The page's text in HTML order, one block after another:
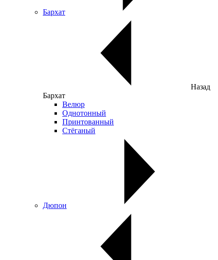
Бархат
Назад
Бархат
Велюр
Однотонный
Принтованный
Стёганый
Дюпон